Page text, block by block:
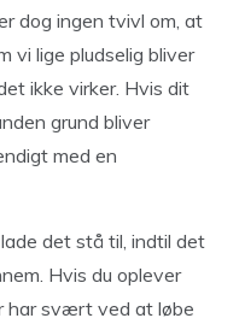
dog ingen tvivl om, at
vi lige pludselig bliver
ikke virker. Hvis dit
grund bliver
med en
det stå til, indtil det
Hvis du oplever
har svært ved at løbe